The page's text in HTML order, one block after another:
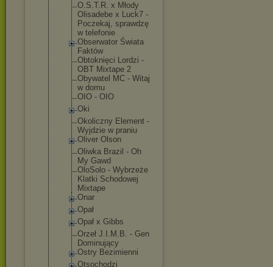
O.S.T.R. x Młody
Olisadebe x Luck7 -
Poczekaj, sprawdzę
w telefonie
Obserwator Świata
Faktów
Obtoknięci Lordzi -
OBT Mixtape 2
Obywatel MC - Witaj
w domu
OIO - OIO
Oki
Okoliczny Element -
Wyjdzie w praniu
Oliver Olson
Oliwka Brazil - Oh
My Gawd
OloSolo - Wybrzeże
Klatki Schodowej
Mixtape
Onar
Opał
Opał x Gibbs
Orzeł J.I.M.B. - Gen
Dominujący
Ostry Bezimienni
Otsochodzi